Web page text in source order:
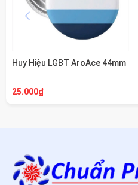
Huy Hiệu LGBT AroAce 44mm
25.000₫